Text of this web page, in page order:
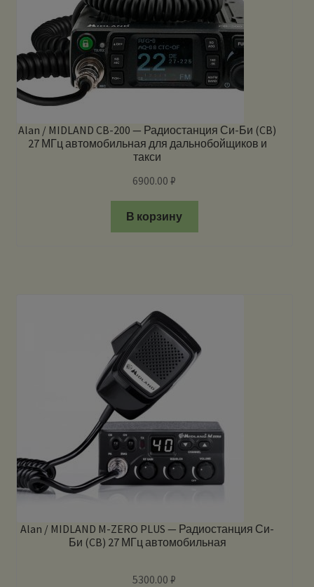
Alan / MIDLAND CB-200 — Радиостанция Си-Би (CB)
27 МГц автомобильная для дальнобойщиков и
такси
6900.00₽
В корзину
Alan / MIDLAND M-ZERO PLUS — Радиостанция Си-
Би (CB) 27 МГц автомобильная
5300.00₽